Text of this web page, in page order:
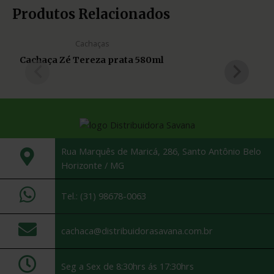
Produtos Relacionados
Cachaças
Cachaça Zé Tereza prata 580ml
Rua Marquês de Maricá, 286, Santo Antônio Belo
Horizonte / MG
Tel.: (31) 98678-0063
cachaca@distribuidorasavana.com.br
Seg a Sex de 8:30hrs ás 17:30hrs